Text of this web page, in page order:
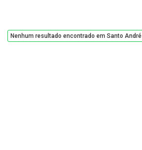
Nenhum resultado encontrado em Santo André